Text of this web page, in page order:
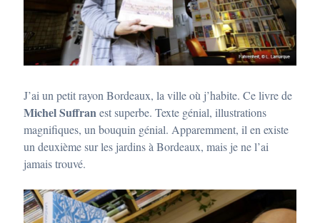
J’ai un petit rayon Bordeaux, la ville où j’habite. Ce livre de
Michel Suffran est superbe. Texte génial, illustrations
magnifiques, un bouquin génial. Apparemment, il en existe
un deuxième sur les jardins à Bordeaux, mais je ne l’ai
jamais trouvé.